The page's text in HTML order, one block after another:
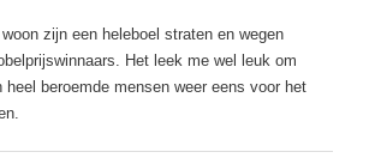
zijn een heleboel straten en wegen
Het leek me wel leuk om
heel beroemde mensen weer eens voor het